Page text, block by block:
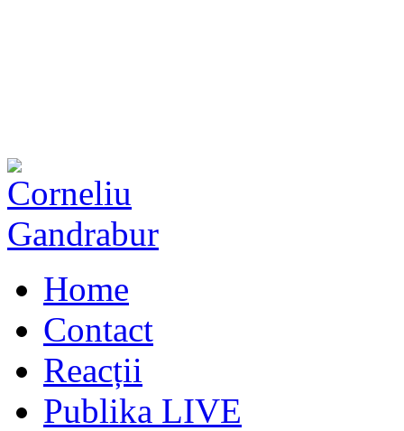
Home
Contact
Reacții
Publika LIVE